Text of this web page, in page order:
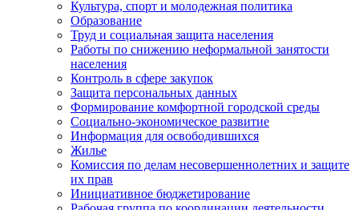
Культура, спорт и молодежная политика
Образование
Труд и социальная защита населения
Работы по снижению неформальной занятости
населения
Контроль в сфере закупок
Защита персональных данных
Формирование комфортной городской среды
Социально-экономическое развитие
Информация для освободившихся
Жилье
Комиссия по делам несовершеннолетних и защите
их прав
Инициативное бюджетирование